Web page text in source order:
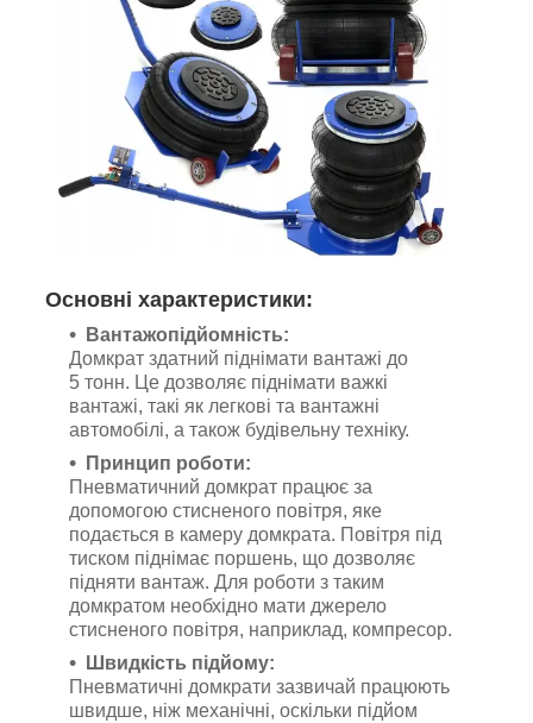
Основні характеристики:
Вантажопідйомність:
Домкрат здатний піднімати вантажі до
5 тонн. Це дозволяє піднімати важкі
вантажі, такі як легкові та вантажні
автомобілі, а також будівельну техніку.
Принцип роботи:
Пневматичний домкрат працює за
допомогою стисненого повітря, яке
подається в камеру домкрата. Повітря під
тиском піднімає поршень, що дозволяє
підняти вантаж. Для роботи з таким
домкратом необхідно мати джерело
стисненого повітря, наприклад, компресор.
Швидкість підйому:
Пневматичні домкрати зазвичай працюють
швидше, ніж механічні, оскільки підйом